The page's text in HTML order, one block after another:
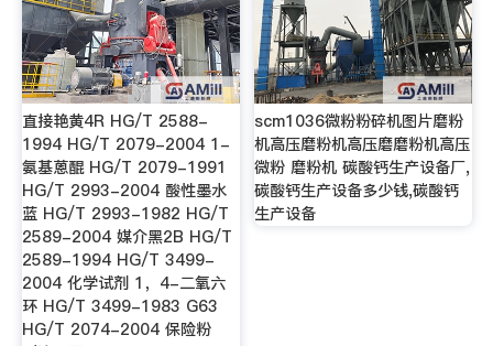
直接艳黄4R HG/T 2588-
1994 HG/T 2079-2004 1-
氨基蒽醌 HG/T 2079-1991
HG/T 2993-2004 酸性墨水
蓝 HG/T 2993-1982 HG/T
2589-2004 媒介黑2B HG/T
2589-1994 HG/T 3499-
2004 化学试剂 1，4-二氧六
环 HG/T 3499-1983 G63
HG/T 2074-2004 保险粉
scm1036微粉粉碎机图片磨粉
机高压磨粉机高压磨磨粉机高压
微粉 磨粉机 碳酸钙生产设备厂,
碳酸钙生产设备多少钱,碳酸钙
生产设备